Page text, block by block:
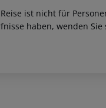
Reise ist nicht für
haben, wenden